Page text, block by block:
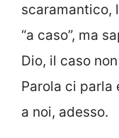
scaramantico,
“a caso”, ma
Dio, il caso
Parola ci parla
a noi, adesso.